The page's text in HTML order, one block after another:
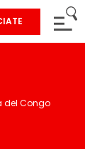
del Congo